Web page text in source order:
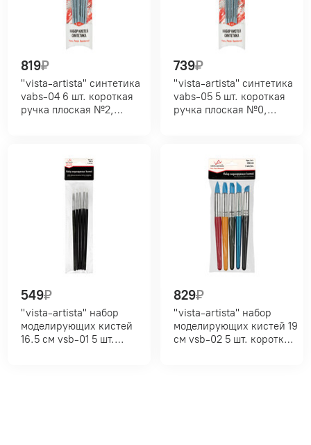
819₽
"vista-artista" синтетика
vabs-04 6 шт. короткая
ручка плоская №2,
лайнер №5, круглая №6,
плоская удлиненная №10
739₽
"vista-artista" синтетика
vabs-05 5 шт. короткая
ручка плоская №0,
укороченная №12
549₽
"vista-artista" набор
моделирующих кистей
16.5 см vsb-01 5 шт.
829₽
"vista-artista" набор
моделирующих кистей 19
см vsb-02 5 шт. короткая